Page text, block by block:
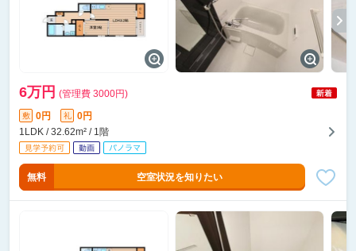
6万円 (管理費 3000円)
敷 0円 礼
0円
1LDK / 32.62m² / 1階
無料 空室状況を知りたい